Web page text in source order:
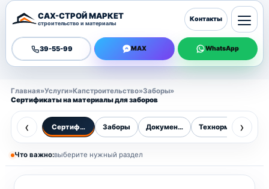
САХ-СТРОЙ МАРКЕТ
строительство и материалы
39-55-99 MAX WhatsApp
Контакты
Главная»Услуги»Капстроительство»Заборы»
Сертификаты на материалы для заборов
‹ Сертификаты Заборы Документы Технормы ›
Что важно:выберите нужный раздел